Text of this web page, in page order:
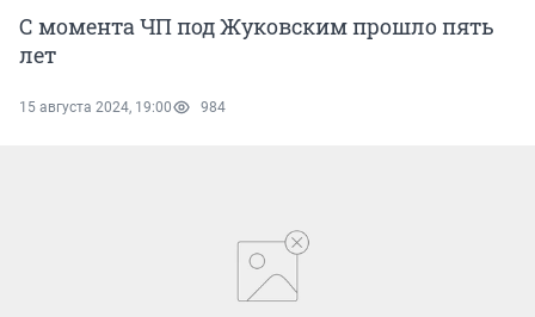
С момента ЧП под Жуковским прошло пять
лет
15 августа 2024, 19:00 984